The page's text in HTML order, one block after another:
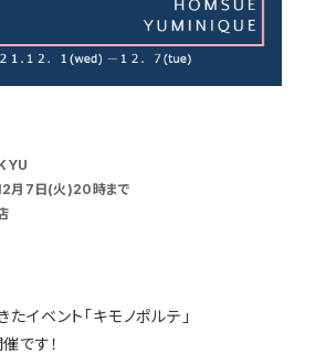
月7日(火)20時まで
イベント「キモノポルテ」
です！